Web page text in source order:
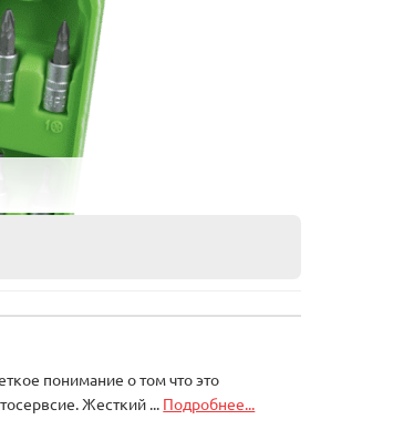
понимание о том что это
Жесткий ... Подробнее...